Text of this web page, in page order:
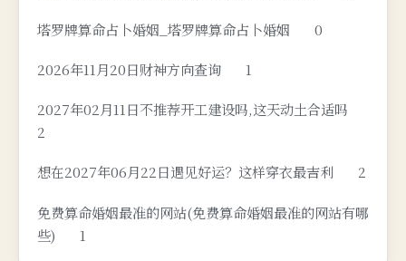
塔罗牌算命占卜婚姻_塔罗牌算命占卜婚姻 0
2026年11月20日财神方向查询 1
2027年02月11日不推荐开工建设吗,这天动土合适吗
2
想在2027年06月22日遇见好运？这样穿衣最吉利 2
免费算命婚姻最准的网站(免费算命婚姻最准的网站有哪
些)
1